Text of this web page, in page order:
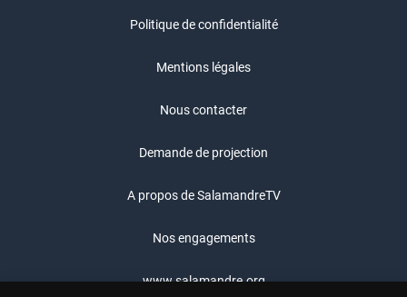
Politique de confidentialité
Mentions légales
Nous contacter
Demande de projection
A propos de SalamandreTV
Nos engagements
www.salamandre.org